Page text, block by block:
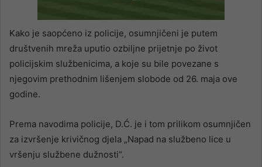
Kako je saopćeno iz policije, osumnjičeni je putem
društvenih mreža uputio ozbiljne prijetnje po život
policijskim službenicima, a koje su bile povezane s
njegovim prethodnim lišenjem slobode od 26. maja ove
godine.
Prema navodima policije, D.Ć. je i tom prilikom osumnjičen
za izvršenje krivičnog djela „Napad na službeno lice u
vršenju službene dužnosti“.